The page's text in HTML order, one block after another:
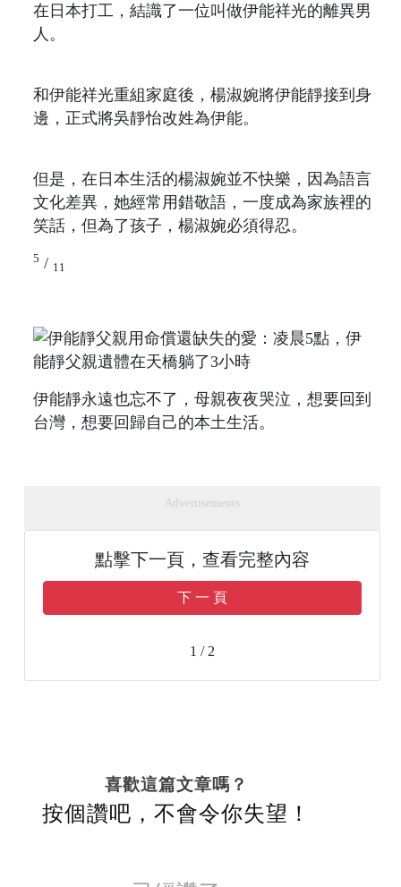
在日本打工，結識了一位叫做伊能祥光的離異男
人。
和伊能祥光重組家庭後，楊淑婉將伊能靜接到身
邊，正式將吳靜怡改姓為伊能。
但是，在日本生活的楊淑婉並不快樂，因為語言
文化差異，她經常用錯敬語，一度成為家族裡的
笑話，但為了孩子，楊淑婉必須得忍。
5 / 11
伊能靜永遠也忘不了，母親夜夜哭泣，想要回到
台灣，想要回歸自己的本土生活。
Advertisements
點擊下一頁，查看完整內容
下 一 頁
1 / 2
喜歡這篇文章嗎？
按個讚吧，不會令你失望！